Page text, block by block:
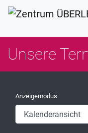
Unsere
Anzeigemodus